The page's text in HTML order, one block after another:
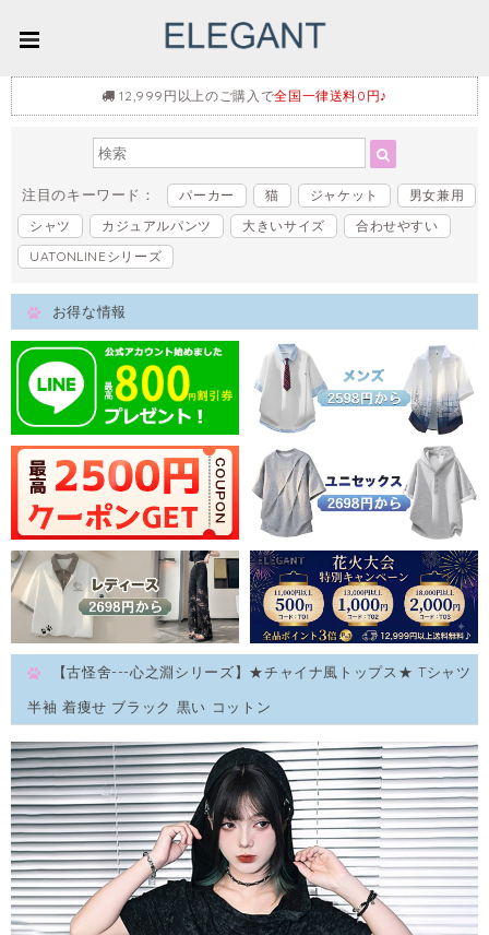
12,999円以上のご購入で全国一律送料0円♪
注目のキーワード： パーカー 猫 ジャケット
男女兼用
シャツ
カジュアルパンツ 大きいサイズ
合わせやすい
UATONLINEシリーズ
お得な情報
【古怪舍---心之淵シリーズ】★チャイナ風トップス★ Tシャツ
半袖 着痩せ ブラック 黒い コットン